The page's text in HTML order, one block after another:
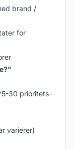
brand /
for
30 prioritets-
varierer)